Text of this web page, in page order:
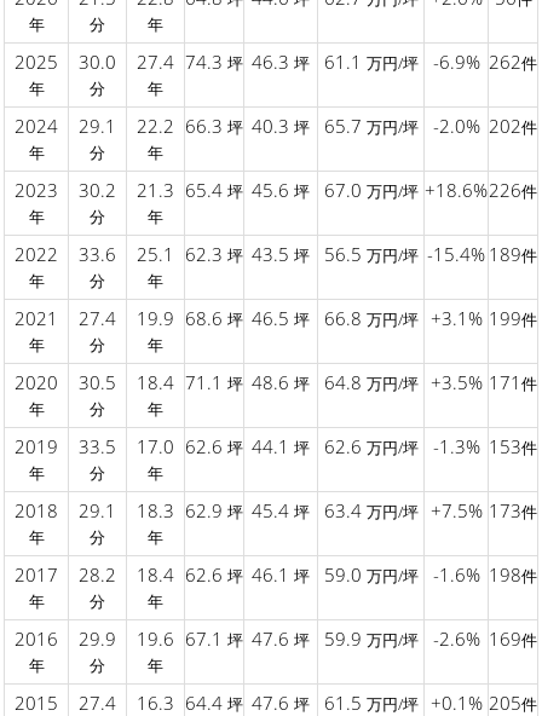
年 分 年
2025
年
30.0
分
27.4
年
74.3 坪 46.3 坪 61.1 万円/坪 -6.9% 262件
2024
年
29.1
分
22.2
年
66.3 坪 40.3 坪 65.7 万円/坪 -2.0% 202件
2023
年
30.2
分
21.3
年
65.4 坪 45.6 坪 67.0 万円/坪 +18.6%226件
2022
年
33.6
分
25.1
年
62.3 坪 43.5 坪 56.5 万円/坪 -15.4% 189件
2021
年
27.4
分
19.9
年
68.6 坪 46.5 坪 66.8 万円/坪 +3.1% 199件
2020
年
30.5
分
18.4
年
71.1 坪 48.6 坪 64.8 万円/坪 +3.5% 171 件
2019
年
33.5
分
17.0
年
62.6 坪 44.1 坪 62.6 万円/坪 -1.3% 153件
2018
年
29.1
分
18.3
年
62.9 坪 45.4 坪 63.4 万円/坪 +7.5% 173件
2017
年
28.2
分
18.4
年
62.6 坪 46.1 坪 59.0 万円/坪 -1.6% 198件
2016
年
29.9
分
19.6
年
67.1 坪 47.6 坪 59.9 万円/坪 -2.6% 169件
2015 27.4 16.3 64.4 坪 47.6 坪 61.5 万円/坪 +0.1% 205件